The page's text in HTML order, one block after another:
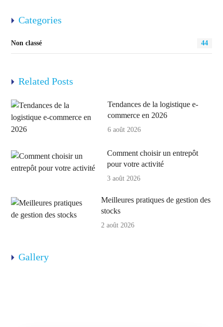
Categories
Non classé 44
Related Posts
Tendances de la logistique e-
commerce en 2026
6 août 2026
Comment choisir un entrepôt
pour votre activité
3 août 2026
Meilleures pratiques de gestion des
stocks
2 août 2026
Gallery